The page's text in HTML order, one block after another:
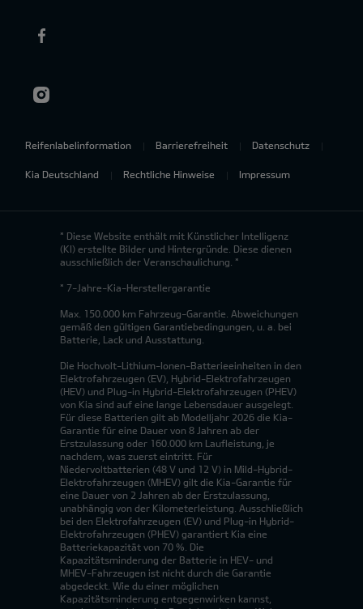
Reifenlabelinformation Barrierefreiheit Datenschutz
Kia Deutschland Rechtliche Hinweise Impressum
* Diese Website enthält mit Künstlicher Intelligenz
(KI) erstellte Bilder und Hintergründe. Diese dienen
ausschließlich der Veranschaulichung. *
* 7-Jahre-Kia-Herstellergarantie
Max. 150.000 km Fahrzeug-Garantie. Abweichungen
gemäß den gültigen Garantiebedingungen, u. a. bei
Batterie, Lack und Ausstattung.
Die Hochvolt-Lithium-Ionen-Batterieeinheiten in den
Elektrofahrzeugen (EV), Hybrid-Elektrofahrzeugen
(HEV) und Plug-in Hybrid-Elektrofahrzeugen (PHEV)
von Kia sind auf eine lange Lebensdauer ausgelegt.
Für diese Batterien gilt ab Modelljahr 2026 die Kia-
Garantie für eine Dauer von 8 Jahren ab der
Erstzulassung oder 160.000 km Laufleistung, je
nachdem, was zuerst eintritt. Für
Niedervoltbatterien (48 V und 12 V) in Mild-Hybrid-
Elektrofahrzeugen (MHEV) gilt die Kia-Garantie für
eine Dauer von 2 Jahren ab der Erstzulassung,
unabhängig von der Kilometerleistung. Ausschließlich
bei den Elektrofahrzeugen (EV) und Plug-in Hybrid-
Elektrofahrzeugen (PHEV) garantiert Kia eine
Batteriekapazität von 70 %. Die
Kapazitätsminderung der Batterie in HEV- und
MHEV-Fahrzeugen ist nicht durch die Garantie
abgedeckt. Wie du einer möglichen
Kapazitätsminderung entgegenwirken kannst,